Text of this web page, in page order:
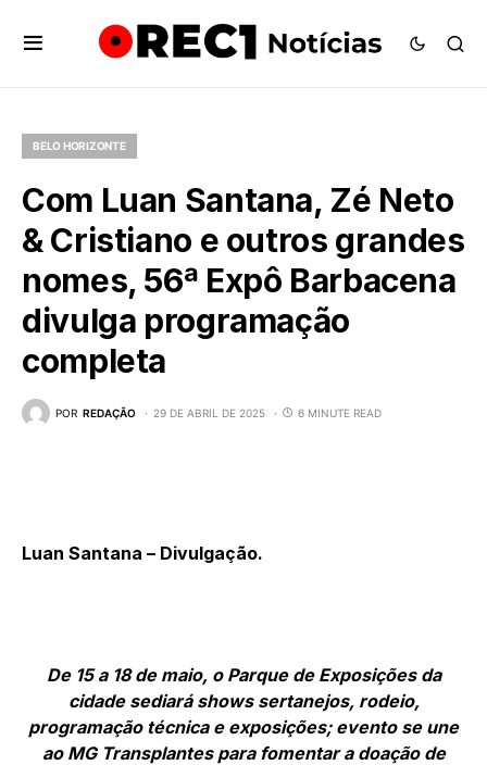
BELO HORIZONTE
Com Luan Santana, Zé Neto
& Cristiano e outros grandes
nomes, 56ª Expô Barbacena
divulga programação
completa
POR REDAÇÃO 29 DE ABRIL DE 2025 6 MINUTE READ
Luan Santana – Divulgação.
De 15 a 18 de maio, o Parque de Exposições da
cidade sediará shows sertanejos, rodeio,
programação técnica e exposições; evento se une
ao MG Transplantes para fomentar a doação de